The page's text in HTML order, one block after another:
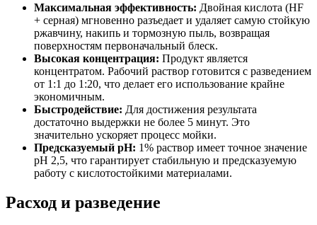
Максимальная эффективность: Двойная кислота (HF
+ серная) мгновенно разъедает и удаляет самую стойкую
ржавчину, накипь и тормозную пыль, возвращая
поверхностям первоначальный блеск.
Высокая концентрация: Продукт является
концентратом. Рабочий раствор готовится с разведением
от 1:1 до 1:20, что делает его использование крайне
экономичным.
Быстродействие: Для достижения результата
достаточно выдержки не более 5 минут. Это
значительно ускоряет процесс мойки.
Предсказуемый pH: 1% раствор имеет точное значение
pH 2,5, что гарантирует стабильную и предсказуемую
работу с кислотостойкими материалами.
Расход и разведение